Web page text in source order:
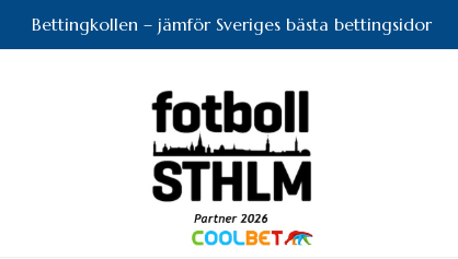
Bettingkollen – jämför Sveriges bästa bettingsidor